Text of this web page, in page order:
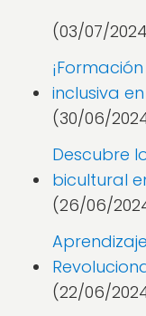
(03/07/
inclusiva
(30/06/
Descubre
bicultural
(26/06/
(22/06/